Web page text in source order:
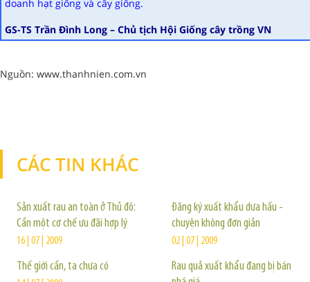
doanh hạt giống và cây giống.
GS-TS Trần Đình Long – Chủ tịch Hội Giống cây trồng VN
Nguồn: www.thanhnien.com.vn
CÁC TIN KHÁC
Sản xuất rau an toàn ở Thủ đô:
Cần một cơ chế ưu đãi hợp lý
16 | 07 | 2009
Thế giới cần, ta chưa có
Đăng ký xuất khẩu dưa hấu -
chuyện không đơn giản
02 | 07 | 2009
Rau quả xuất khẩu đang bị bán